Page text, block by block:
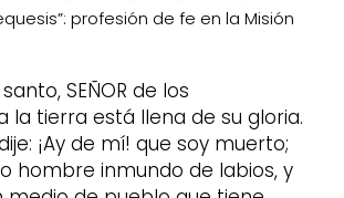
profesión de fe en la Misión
SEÑOR de los
la tierra está llena de su gloria.
¡Ay de mí! que soy muerto;
hombre inmundo de labios, y